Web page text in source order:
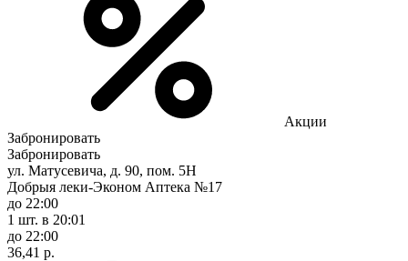
Акции
Забронировать
Забронировать
ул. Матусевича, д. 90, пом. 5Н
Добрыя леки-Эконом Аптека №17
до 22:00
1 шт. в 20:01
до 22:00
36,41 р.